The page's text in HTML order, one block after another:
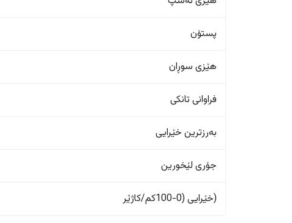
پستۆن
هێزی سوڕان
فراوانی تانکی
بەرزترین خێرایی
جۆری لێخورین
(خێرایی (0-100کم/کاژێر